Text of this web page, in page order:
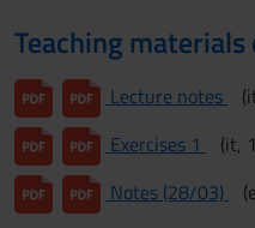
Teaching
Lecture notes
Exercises 1
(it,
Notes (28/03)